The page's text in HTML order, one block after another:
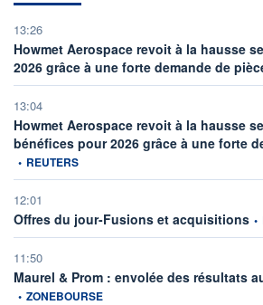
13:26
Howmet Aerospace revoit à la hausse
2026 grâce à une forte demande de
13:04
Howmet Aerospace revoit à la hausse
bénéfices pour 2026 grâce à une forte
• REUTERS
12:01
Offres du jour-Fusions et acquisitions •
11:50
Maurel & Prom : envolée des résultats
• ZONEBOURSE